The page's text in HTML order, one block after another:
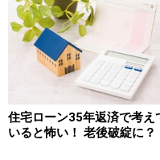
住宅ローン35年返済で考え
いると怖い！ 老後破綻に？